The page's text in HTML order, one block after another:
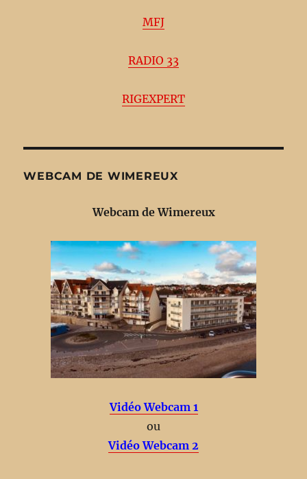
MFJ
RADIO 33
RIGEXPERT
WEBCAM DE WIMEREUX
Webcam de Wimereux
Vidéo Webcam 1
ou
Vidéo Webcam 2